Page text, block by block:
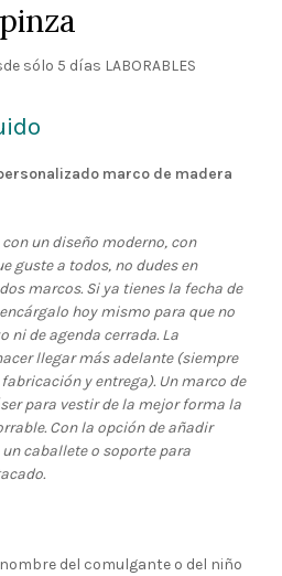
sólo 5 días LABORABLES
marco de madera
un diseño moderno, con
guste a todos, no dudes en
marcos. Si ya tienes la fecha de
hoy mismo para que no
ni de agenda cerrada. La
llegar más adelante (siempre
y entrega). Un marco de
para vestir de la mejor forma la
Con la opción de añadir
caballete o soporte para
del comulgante o del niño